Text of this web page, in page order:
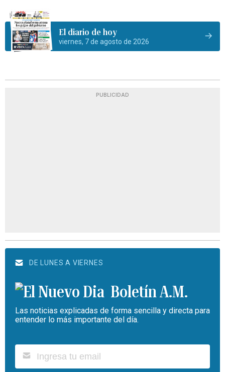
El diario de hoy
viernes, 7 de agosto de 2026
PUBLICIDAD
DE LUNES A VIERNES
Boletín A.M.
Las noticias explicadas de forma sencilla y directa para
entender lo más importante del día.